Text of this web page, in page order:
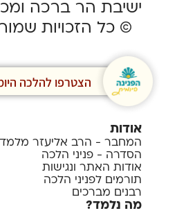
ישיבת הר ברכה
© כל הזכויות
הצטרפו להלכה
אודות
המחבר - הרב אליעזר מלמד
הסדרה - פניני הלכה
אודות האתר ונגישות
תורמים לפניני הלכה
רבנים מברכים
מה נלמד?